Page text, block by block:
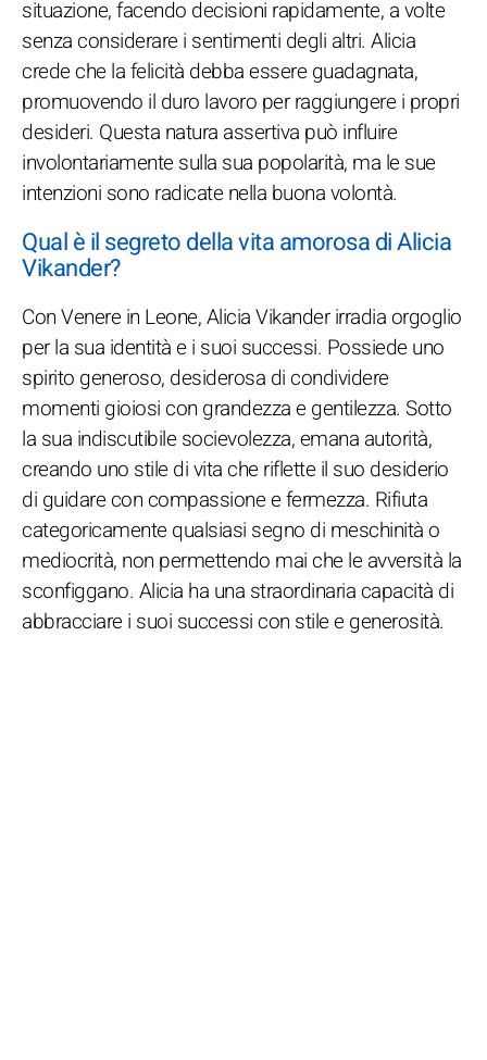
situazione, facendo decisioni rapidamente, a volte
senza considerare i sentimenti degli altri. Alicia
crede che la felicità debba essere guadagnata,
promuovendo il duro lavoro per raggiungere i propri
desideri. Questa natura assertiva può influire
involontariamente sulla sua popolarità, ma le sue
intenzioni sono radicate nella buona volontà.
Qual è il segreto della vita amorosa di Alicia
Vikander?
Con Venere in Leone, Alicia Vikander irradia orgoglio
per la sua identità e i suoi successi. Possiede uno
spirito generoso, desiderosa di condividere
momenti gioiosi con grandezza e gentilezza. Sotto
la sua indiscutibile socievolezza, emana autorità,
creando uno stile di vita che riflette il suo desiderio
di guidare con compassione e fermezza. Rifiuta
categoricamente qualsiasi segno di meschinità o
mediocrità, non permettendo mai che le avversità la
sconfiggano. Alicia ha una straordinaria capacità di
abbracciare i suoi successi con stile e generosità.